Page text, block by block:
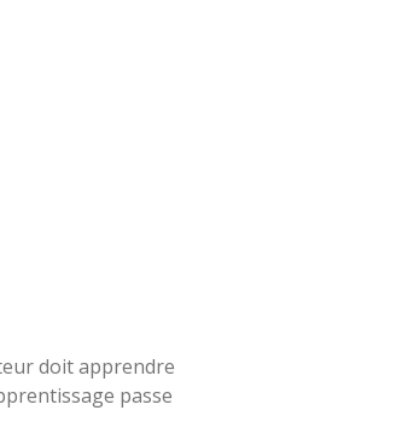
doit apprendre
passe